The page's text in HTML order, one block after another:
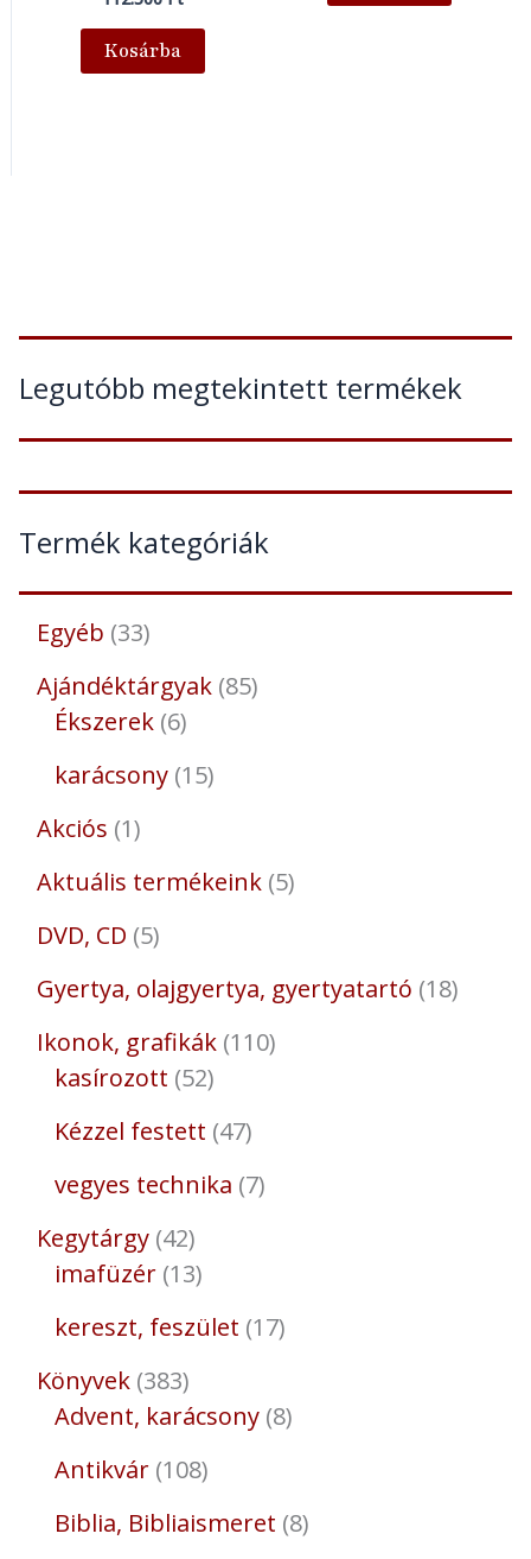
Legutóbb megtekintett termékek
Termék kategóriák
Egyéb 33
Ajándéktárgyak 85
Ékszerek 6
karácsony 15
Akciós 1
Aktuális termékeink 5
DVD, CD 5
Gyertya, olajgyertya, gyertyatartó 18
Ikonok, grafikák 110
kasírozott 52
Kézzel festett 47
vegyes technika 7
Kegytárgy 42
imafüzér 13
kereszt, feszület 17
Könyvek 383
Advent, karácsony 8
Antikvár 108
Biblia, Bibliaismeret 8
Kosárba